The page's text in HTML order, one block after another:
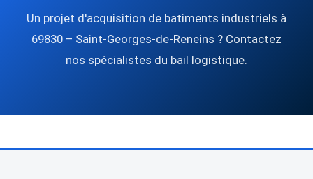
Un projet d'acquisition de batiments industriels à
69830 – Saint-Georges-de-Reneins ? Contactez
nos spécialistes du bail logistique.